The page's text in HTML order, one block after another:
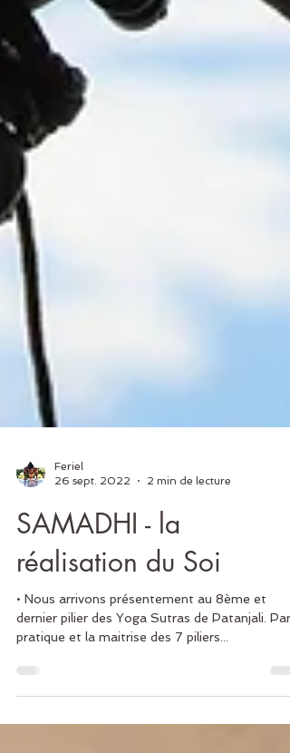
2 min de lecture
SAMADHI - la
réalisation du Soi
• Nous arrivons présentement au 8ème et
dernier pilier des Yoga Sutras de Patanjali. Par
pratique et la maitrise des 7 piliers...